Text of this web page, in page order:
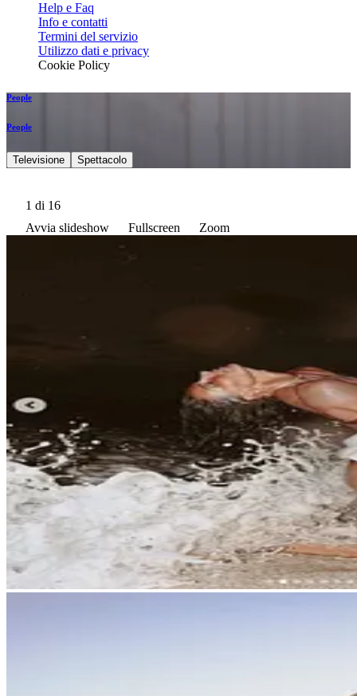
Help e Faq
Info e contatti
Termini del servizio
Utilizzo dati e privacy
Cookie Policy
People
People
Televisione Spettacolo
1 di 16
Avvia slideshow
Fullscreen Zoom